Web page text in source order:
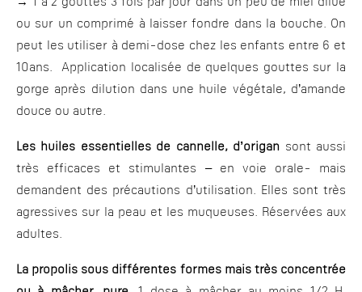
→ 1 à 2 gouttes 3 fois par jour dans un peu de miel dilué
ou sur un comprimé à laisser fondre dans la bouche. On
peut les utiliser à demi-dose chez les enfants entre 6 et
10ans. Application localisée de quelques gouttes sur la
gorge après dilution dans une huile végétale, d’amande
douce ou autre.
Les huiles essentielles de cannelle, d’origan sont aussi
très efficaces et stimulantes – en voie orale- mais
demandent des précautions d’utilisation. Elles sont très
agressives sur la peau et les muqueuses. Réservées aux
adultes.
La propolis sous différentes formes mais très concentrée